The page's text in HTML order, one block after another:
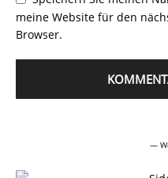
meine Website für den
Browser.
—